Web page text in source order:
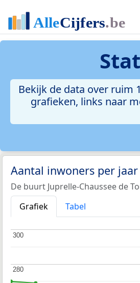
Bekijk de data over ruim
grafieken, links naar
Aantal inwoners per jaar
De buurt Juprelle-Chaussee de
Grafiek
Tabel
280
280
300
300